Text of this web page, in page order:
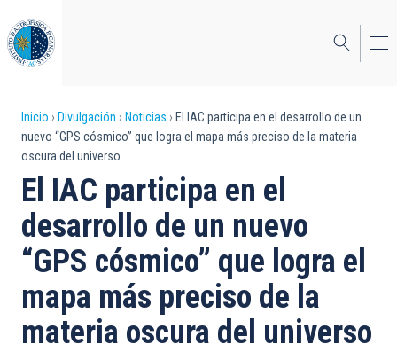
al
contenido
principal
Sobrescribir
enlaces
de
ayuda
a
la
navegación
Inicio Divulgación Noticias
El IAC participa en el desarrollo de un
nuevo “GPS cósmico” que logra el mapa más preciso de la materia
oscura del universo
El IAC participa en el
desarrollo de un nuevo
“GPS cósmico” que logra el
mapa más preciso de la
materia oscura del universo